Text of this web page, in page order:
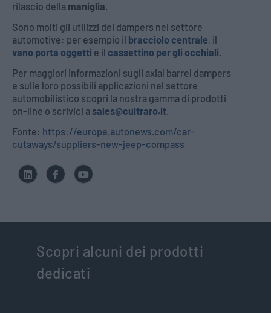
rilascio della maniglia.
Sono molti gli utilizzi dei dampers nel settore
automotive: per esempio il bracciolo centrale, il
vano porta oggetti e il cassettino per gli occhiali.
Per maggiori informazioni sugli axial barrel dampers
e sulle loro possibili applicazioni nel settore
automobilistico scopri la nostra gamma di prodotti
on-line o scrivici a sales@cultraro.it.
Fonte: https://europe.autonews.com/car-
cutaways/suppliers-new-jeep-compass
Scopri alcuni dei prodotti
dedicati